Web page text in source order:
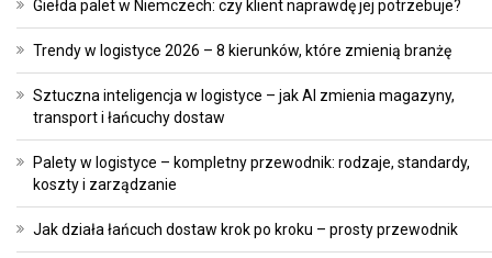
Giełda palet w Niemczech: czy klient naprawdę jej potrzebuje?
Trendy w logistyce 2026 – 8 kierunków, które zmienią branżę
Sztuczna inteligencja w logistyce – jak AI zmienia magazyny,
transport i łańcuchy dostaw
Palety w logistyce – kompletny przewodnik: rodzaje, standardy,
koszty i zarządzanie
Jak działa łańcuch dostaw krok po kroku – prosty przewodnik